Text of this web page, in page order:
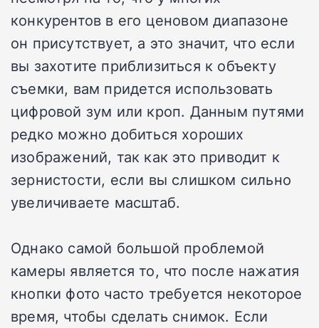
конкурентов в его ценовом диапазоне
он присутствует, а это значит, что если
вы захотите приблизиться к объекту
съемки, вам придется использовать
цифровой зум или кроп. Данным путями
редко можно добиться хороших
изображений, так как это приводит к
зернистости, если вы слишком сильно
увеличиваете масштаб.
Однако самой большой проблемой
камеры является то, что после нажатия
кнопки фото часто требуется некоторое
время, чтобы сделать снимок. Если